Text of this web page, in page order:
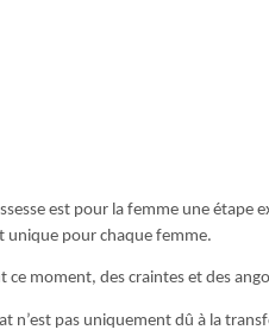
est pour la femme une étape
unique pour chaque femme.
ce moment, des craintes et des
n’est pas uniquement dû à la